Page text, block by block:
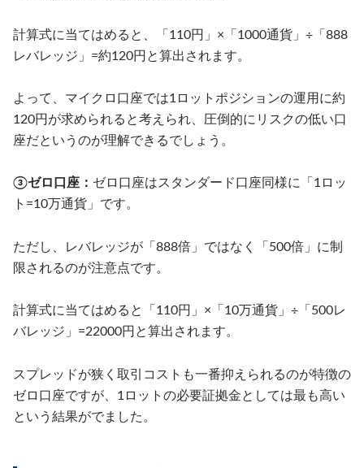
計算式に当てはめると、「110円」×「1000通貨」÷「888
レバレッジ」=約120円と算出されます。
よって、マイクロ口座では1ロットポジションの運用に約
120円が求められると考えられ、圧倒的にリスクの低い口
座だというのが理解できるでしょう。
③ゼロ口座： ゼロ口座はスタンダード口座同様に「1ロッ
ト=10万通貨」です。
ただし、レバレッジが「888倍」ではなく「500倍」に制
限されるのが注意点です。
計算式に当てはめると「110円」×「10万通貨」÷「500レ
バレッジ」=22000円と算出されます。
スプレッドが狭く取引コストも一番抑えられるのが特徴の
ゼロ口座ですが、1ロットの必要証拠金としては最も高い
という結果がでました。